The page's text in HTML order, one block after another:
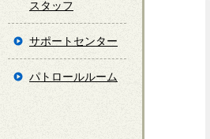
スタッフ
サポートセンター
パトロールルーム